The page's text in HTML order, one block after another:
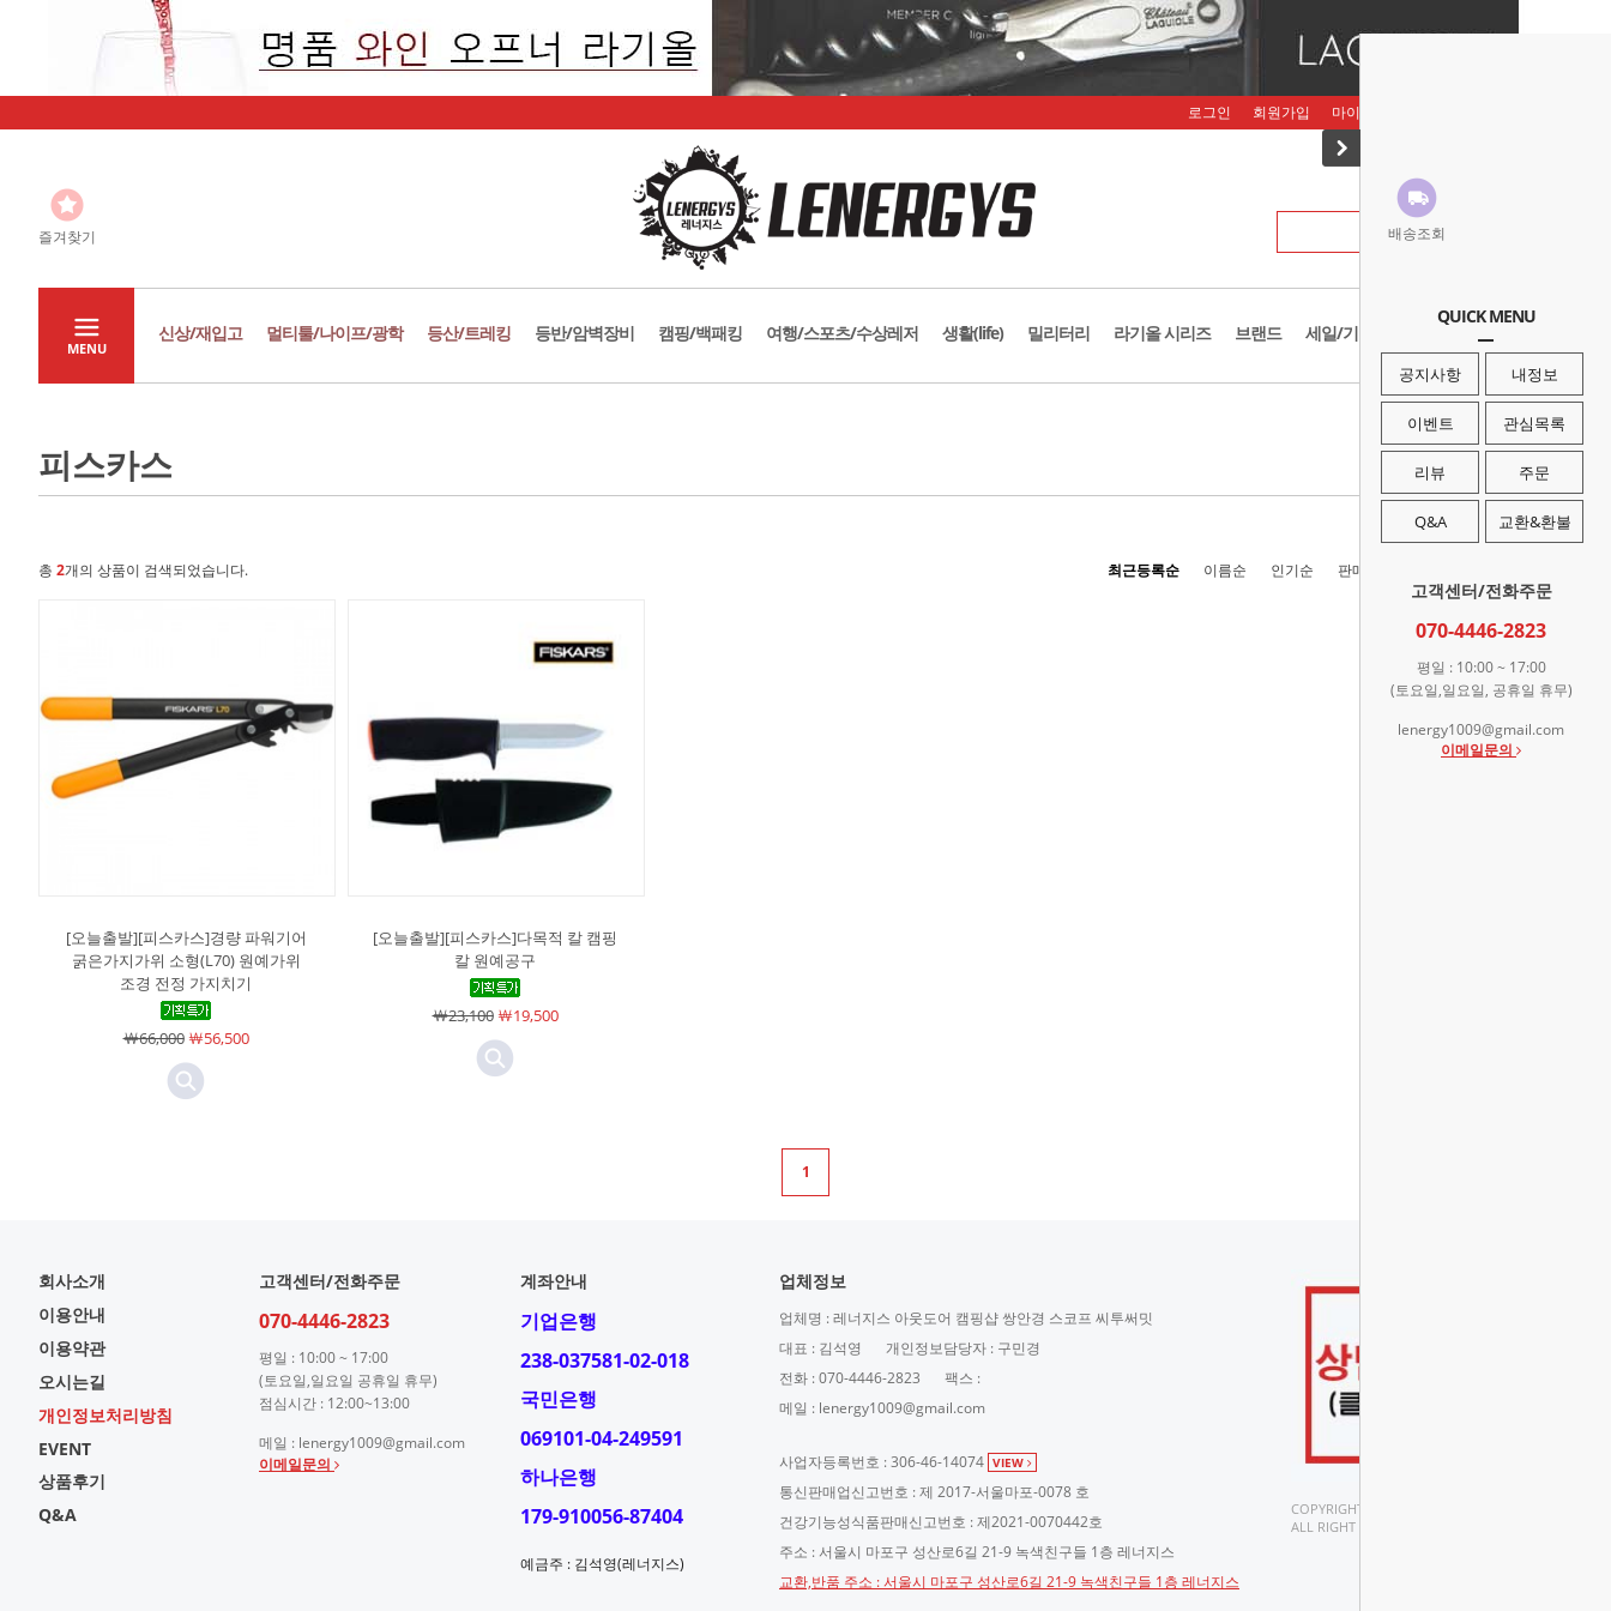
배송조회
QUICK MENU
공지사항 내정보
이벤트 관심목록
리뷰 주문
Q&A 교환&환불
고객센터/전화주문
070-4446-2823
평일 : 10:00 ~ 17:00
(토요일,일요일, 공휴일 휴무)
lenergy1009@gmail.com
이메일문의
로그인 회원가입 마이페이지
즐겨찾기
MENU
신상/재입고 멀티툴/나이프/광학 등산/트레킹 등반/암벽장비 캠핑/백패킹 여행/스포츠/수상레저 생활(life) 밀리터리 라기올 시리즈 브랜드 세일/기획존
피스카스
총 2개의 상품이 검색되었습니다. 최근등록순 이름순 인기순 판매순
[오늘출발][피스카스]경량 파워기어
굵은가지가위 소형(L70) 원예가위
조경 전정 가지치기
￦66,000￦56,500
[오늘출발][피스카스]다목적 칼 캠핑
칼 원예공구
￦23,100￦19,500
1
회사소개
이용안내
이용약관
오시는길
개인정보처리방침
EVENT
상품후기
Q&A
고객센터/전화주문
070-4446-2823
평일 : 10:00 ~ 17:00
(토요일,일요일 공휴일 휴무)
점심시간 : 12:00~13:00
메일 : lenergy1009@gmail.com
이메일문의
계좌안내
기업은행
238-037581-02-018
국민은행
069101-04-249591
하나은행
179-910056-87404
예금주 : 김석영(레너지스)
업체정보
업체명 : 레너지스 아웃도어 캠핑샵 쌍안경 스코프 씨투써밋
대표 : 김석영
개인정보담당자 : 구민경
전화 : 070-4446-2823
팩스 :
메일 : lenergy1009@gmail.com
사업자등록번호 : 306-46-14074 VIEW
통신판매업신고번호 : 제 2017-서울마포-0078 호
건강기능성식품판매신고번호 : 제2021-0070442호
주소 : 서울시 마포구 성산로6길 21-9 녹색친구들 1층 레너지스
교환,반품 주소 : 서울시 마포구 성산로6길 21-9 녹색친구들 1층 레너지스
COPYRIGHT(C).
ALL RIGHT RESERVED.